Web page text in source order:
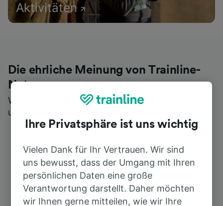
Aktivitäten
Die ehrliche Meinung von Trainline-
Nutzern
Wer könnte Ihnen besseres Feedback geben als
unsere Kunden selbst?
Ihre Privatsphäre ist uns wichtig
Vielen Dank für Ihr Vertrauen. Wir sind
uns bewusst, dass der Umgang mit Ihren
persönlichen Daten eine große
Verantwortung darstellt. Daher möchten
wir Ihnen gerne mitteilen, wie wir Ihre